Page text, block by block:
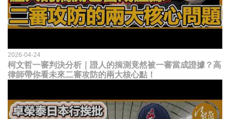
2026-04-24
柯文哲一審判決分析｜證人的揣測竟然被一審當成證據？高
律師帶你看未來二審攻防的兩大核心點！